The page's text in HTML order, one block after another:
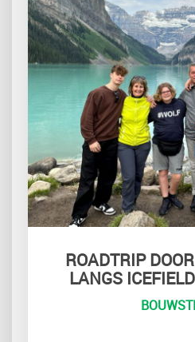
ROADTRIP
LANGS